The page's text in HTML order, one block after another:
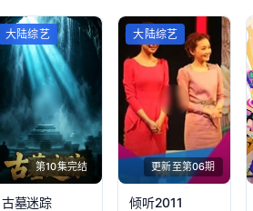
大陆综艺
第10集完结
古墓迷踪
大陆综艺
更新至第06期
倾听2011